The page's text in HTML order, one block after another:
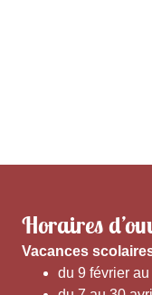
Horaires
Vacances
du 9 février